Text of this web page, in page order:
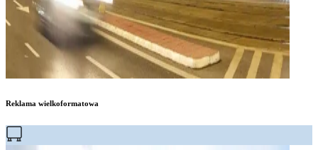
Reklama wielkoformatowa